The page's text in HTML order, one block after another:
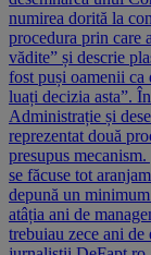
numirea dorită la
procedura prin care
vădite” și descrie
fost puși oamenii ca
luați decizia asta”.
Administrație și
reprezentat două
presupus
se făcuse tot
depună un
atâția ani de
trebuiau zece ani